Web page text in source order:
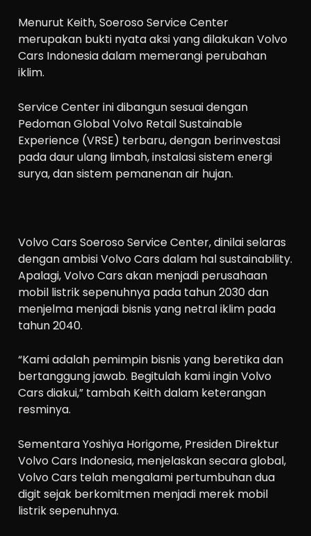
Menurut Keith, Soeroso Service Center
merupakan bukti nyata aksi yang dilakukan Volvo
Cars Indonesia dalam memerangi perubahan
iklim.
Service Center ini dibangun sesuai dengan
Pedoman Global Volvo Retail Sustainable
Experience (VRSE) terbaru, dengan berinvestasi
pada daur ulang limbah, instalasi sistem energi
surya, dan sistem pemanenan air hujan.
Volvo Cars Soeroso Service Center, dinilai selaras
dengan ambisi Volvo Cars dalam hal sustainability.
Apalagi, Volvo Cars akan menjadi perusahaan
mobil listrik sepenuhnya pada tahun 2030 dan
menjelma menjadi bisnis yang netral iklim pada
tahun 2040.
“Kami adalah pemimpin bisnis yang beretika dan
bertanggung jawab. Begitulah kami ingin Volvo
Cars diakui,” tambah Keith dalam keterangan
resminya.
Sementara Yoshiya Horigome, Presiden Direktur
Volvo Cars Indonesia, menjelaskan secara global,
Volvo Cars telah mengalami pertumbuhan dua
digit sejak berkomitmen menjadi merek mobil
listrik sepenuhnya.